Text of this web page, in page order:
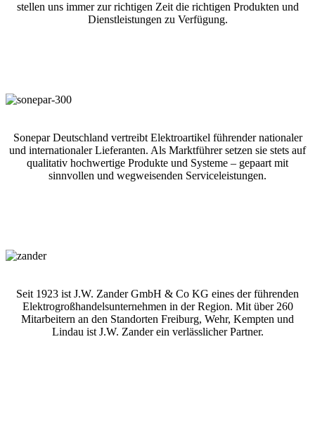
stellen uns immer zur richtigen Zeit die richtigen Produkten und
Dienstleistungen zu Verfügung.
Sonepar Deutschland vertreibt Elektroartikel führender nationaler
und internationaler Lieferanten. Als Marktführer setzen sie stets auf
qualitativ hochwertige Produkte und Systeme – gepaart mit
sinnvollen und wegweisenden Serviceleistungen.
Seit 1923 ist J.W. Zander GmbH & Co KG eines der führenden
Elektrogroßhandelsunternehmen in der Region. Mit über 260
Mitarbeitern an den Standorten Freiburg, Wehr, Kempten und
Lindau ist J.W. Zander ein verlässlicher Partner.